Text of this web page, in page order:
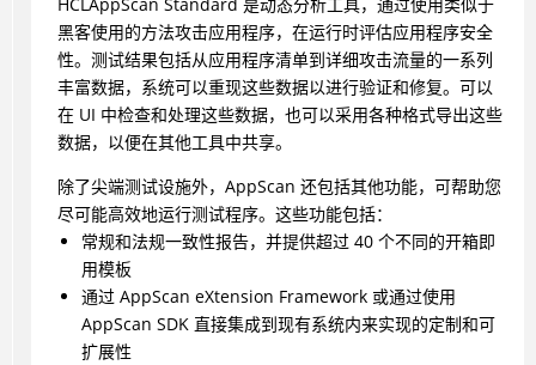
黑客使用的方法攻击应用程序，在运行时评估应用程序安全
性。测试结果包括从应用程序清单到详细攻击流量的一系列
丰富数据，系统可以重现这些数据以进行验证和修复。可以
在 UI 中检查和处理这些数据，也可以采用各种格式导出这些
数据，以便在其他工具中共享。
除了尖端测试设施外，AppScan 还包括其他功能，可帮助您
尽可能高效地运行测试程序。这些功能包括：
常规和法规一致性报告，并提供超过 40 个不同的开箱即
用模板
通过 AppScan eXtension Framework 或通过使用
AppScan SDK 直接集成到现有系统内来实现的定制和可
扩展性